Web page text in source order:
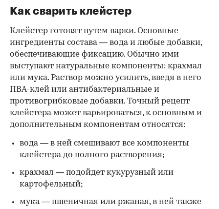
Как сварить клейстер
Клейстер готовят путем варки. Основные
ингредиенты состава — вода и любые добавки,
обеспечивающие фиксацию. Обычно ими
выступают натуральные компоненты: крахмал
или мука. Раствор можно усилить, введя в него
ПВА-клей или антибактериальные и
противогрибковые добавки. Точный рецепт
клейстера может варьироваться, к основным и
дополнительным компонентам относятся:
вода — в ней смешивают все компоненты
клейстера до полного растворения;
крахмал — подойдет кукурузный или
картофельный;
мука — пшеничная или ржаная, в ней также